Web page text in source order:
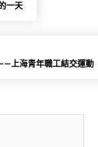
一天
上海青年職工結交運動